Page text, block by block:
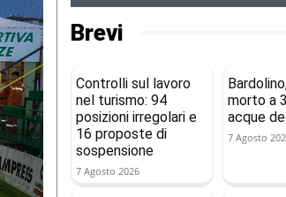
Brevi
Controlli sul lavoro
nel turismo: 94
posizioni irregolari e
16 proposte di
sospensione
7 Agosto 2026
morto a
acque
7 Agosto